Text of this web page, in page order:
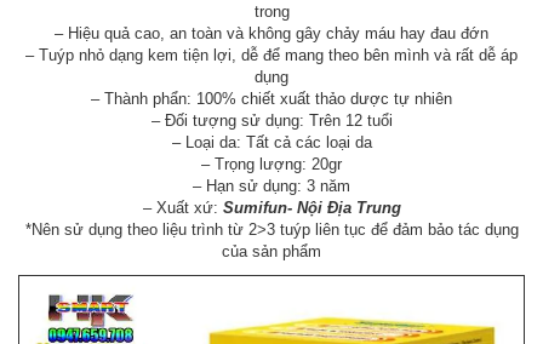
trong
– Hiệu quả cao, an toàn và không gây chảy máu hay đau đớn
– Tuýp nhỏ dạng kem tiện lợi, dễ để mang theo bên mình và rất dễ áp
dụng
– Thành phẩn: 100% chiết xuất thảo dược tự nhiên
– Đối tượng sử dụng: Trên 12 tuổi
– Loại da: Tất cả các loại da
– Trọng lượng: 20gr
– Hạn sử dụng: 3 năm
– Xuất xứ: Sumifun- Nội Địa Trung
*Nên sử dụng theo liệu trình từ 2>3 tuýp liên tục để đảm bảo tác dụng
của sản phẩm